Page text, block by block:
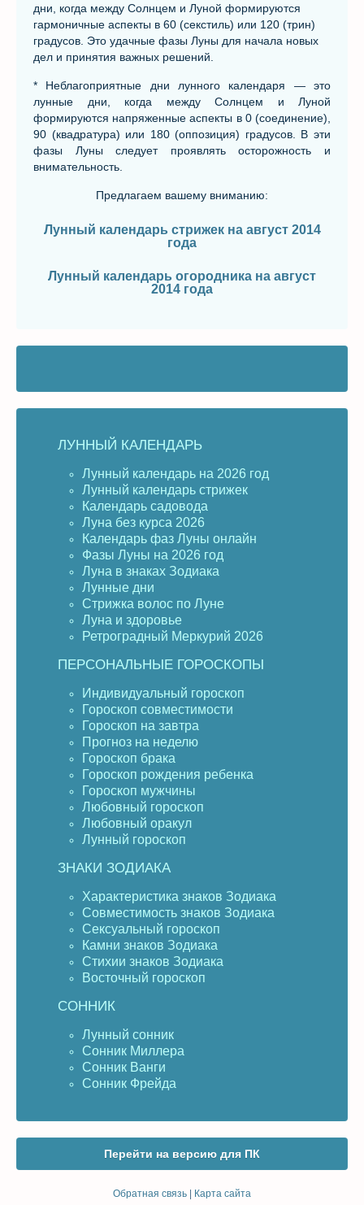
дни, когда между Солнцем и Луной формируются
гармоничные аспекты в 60 (секстиль) или 120 (трин)
градусов. Это удачные фазы Луны для начала новых
дел и принятия важных решений.
* Неблагоприятные дни лунного календаря — это
лунные дни, когда между Солнцем и Луной
формируются напряженные аспекты в 0 (соединение),
90 (квадратура) или 180 (оппозиция) градусов. В эти
фазы Луны следует проявлять осторожность и
внимательность.
Предлагаем вашему вниманию:
Лунный календарь стрижек на август 2014
года
Лунный календарь огородника на август
2014 года
ЛУННЫЙ КАЛЕНДАРЬ
Лунный календарь на 2026 год
Лунный календарь стрижек
Календарь садовода
Луна без курса 2026
Календарь фаз Луны онлайн
Фазы Луны на 2026 год
Луна в знаках Зодиака
Лунные дни
Стрижка волос по Луне
Луна и здоровье
Ретроградный Меркурий 2026
ПЕРСОНАЛЬНЫЕ ГОРОСКОПЫ
Индивидуальный гороскоп
Гороскоп совместимости
Гороскоп на завтра
Прогноз на неделю
Гороскоп брака
Гороскоп рождения ребенка
Гороскоп мужчины
Любовный гороскоп
Любовный оракул
Лунный гороскоп
ЗНАКИ ЗОДИАКА
Характеристика знаков Зодиака
Совместимость знаков Зодиака
Сексуальный гороскоп
Камни знаков Зодиака
Стихии знаков Зодиака
Восточный гороскоп
СОННИК
Лунный сонник
Сонник Миллера
Сонник Ванги
Сонник Фрейда
Перейти на версию для ПК
Обратная связь Карта сайта